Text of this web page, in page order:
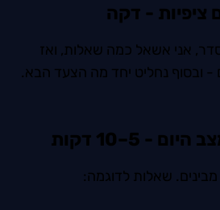
אני אשאל כמה שאלות, ואז
- ובסוף נחליט יחד מה הצעד הבא.
מבינים. שאלות לדוגמה: